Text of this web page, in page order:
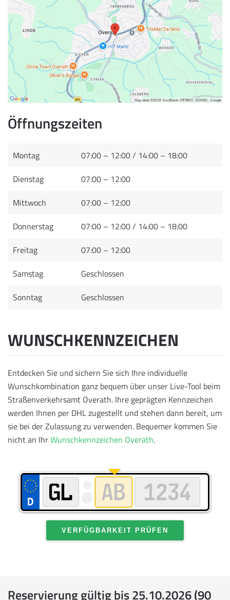
Öffnungszeiten
Montag
07:00 – 12:00 / 14:00 – 18:00
Dienstag
07:00 – 12:00
Mittwoch
07:00 – 12:00
Donnerstag
07:00 – 12:00 / 14:00 – 18:00
Freitag
07:00 – 12:00
Samstag
Geschlossen
Sonntag
Geschlossen
WUNSCHKENNZEICHEN
Entdecken Sie und sichern Sie sich Ihre individuelle
Wunschkombination ganz bequem über unser Live-Tool beim
Straßenverkehrsamt Overath. Ihre geprägten Kennzeichen
werden Ihnen per DHL zugestellt und stehen dann bereit, um
sie bei der Zulassung zu verwenden. Bequemer kommen Sie
nicht an IhrWunschkennzeichen Overath.
VERFÜGBARKEIT PRÜFEN
Reservierung gültig bis 25.10.2026 (90